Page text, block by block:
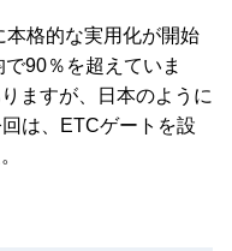
本格的な実用化が開始
90％を超えていま
ますが、日本のように
は、ETCゲートを設